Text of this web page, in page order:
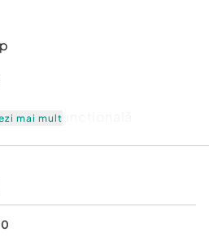
și funcțională
space
mai mult